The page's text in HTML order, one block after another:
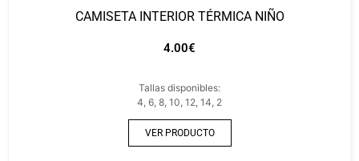
CAMISETA INTERIOR TÉRMICA NIÑO
4.00€
Tallas disponibles:
4, 6, 8, 10, 12, 14, 2
VER PRODUCTO